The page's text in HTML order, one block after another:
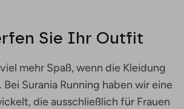
Sie Ihr Outfit
mehr Spaß, wenn die Kleidung
Surania Running haben wir eine
die ausschließlich für Frauen